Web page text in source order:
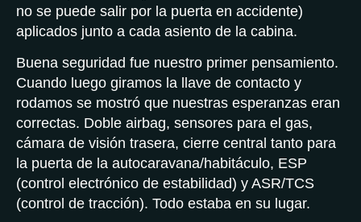
no se puede salir por la puerta en accidente)
aplicados junto a cada asiento de la cabina.
Buena seguridad fue nuestro primer pensamiento.
Cuando luego giramos la llave de contacto y
rodamos se mostró que nuestras esperanzas eran
correctas. Doble airbag, sensores para el gas,
cámara de visión trasera, cierre central tanto para
la puerta de la autocaravana/habitáculo, ESP
(control electrónico de estabilidad) y ASR/TCS
(control de tracción). Todo estaba en su lugar.